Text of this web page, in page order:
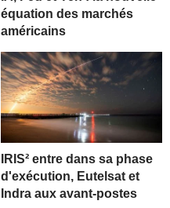
équation des marchés
américains
IRIS² entre dans sa phase
d'exécution, Eutelsat et
Indra aux avant-postes